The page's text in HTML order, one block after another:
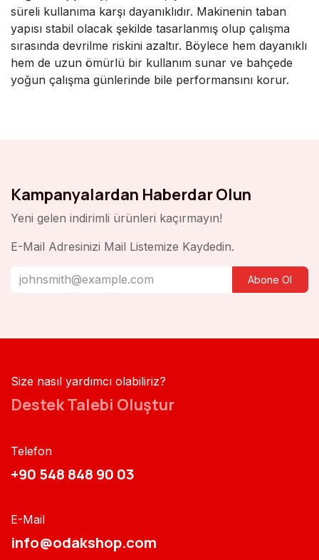
süreli kullanıma karşı dayanıklıdır. Makinenin taban
yapısı stabil olacak şekilde tasarlanmış olup çalışma
sırasında devrilme riskini azaltır. Böylece hem dayanıklı
hem de uzun ömürlü bir kullanım sunar ve bahçede
yoğun çalışma günlerinde bile performansını korur.
Kampanyalardan Haberdar Olun
Yeni gelen indirimli ürünleri kaçırmayın!
E-Mail Adresinizi Mail Listemize Kaydedin.
Abone Ol
Size nasıl yardımcı olabiliriz?
Destek Talebi Oluştur
Telefon
+90 548 848 90 03​​
E-Mail
info@odakshop.com​